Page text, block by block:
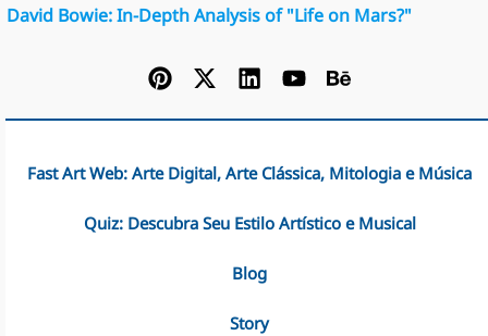
David Bowie: In-Depth Analysis of "Life on Mars?"
Fast Art Web: Arte Digital, Arte Clássica, Mitologia e Música
Quiz: Descubra Seu Estilo Artístico e Musical
Blog
Story